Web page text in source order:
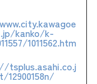
kanko/k-
1011562.htm
tsplus.asahi.co.j